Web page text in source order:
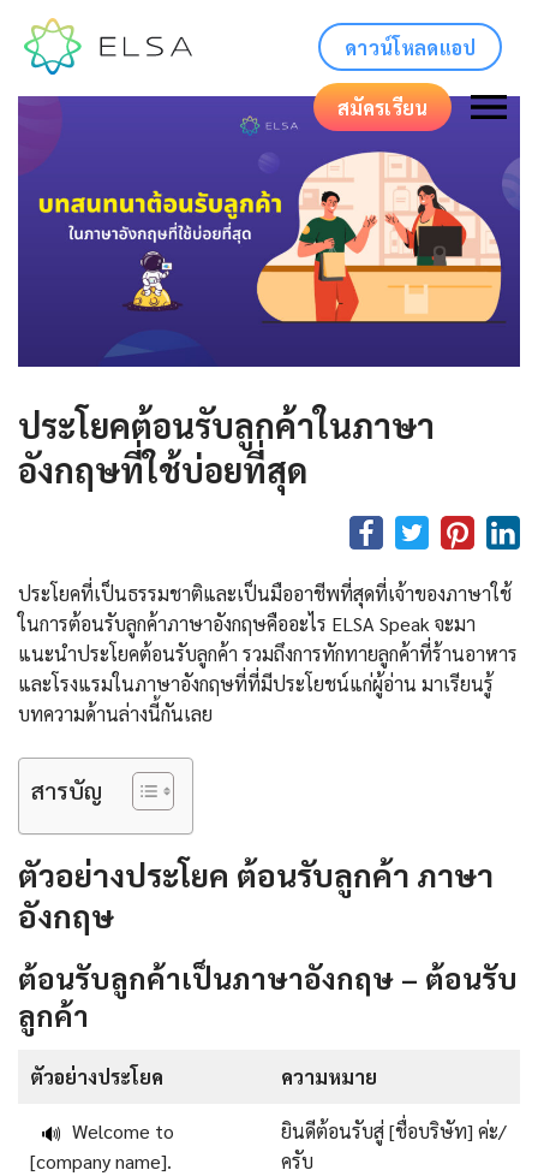
ดาวน์โหลดแอป
สมัครเรียน
ประโยคต้อนรับลูกค้าในภาษา
อังกฤษที่ใช้บ่อยที่สุด
ประโยคที่เป็นธรรมชาติและเป็นมืออาชีพที่สุดที่เจ้าของภาษาใช้
ในการต้อนรับลูกค้าภาษาอังกฤษคืออะไร ELSA Speak จะมา
แนะนำประโยคต้อนรับลูกค้า รวมถึงการทักทายลูกค้าที่ร้านอาหาร
และโรงแรมในภาษาอังกฤษที่ที่มีประโยชน์แก่ผู้อ่าน มาเรียนรู้
บทความด้านล่างนี้กันเลย
สารบัญ
ตัวอย่างประโยค ต้อนรับลูกค้า ภาษา
อังกฤษ
ต้อนรับลูกค้าเป็นภาษาอังกฤษ – ต้อนรับ
ลูกค้า
ตัวอย่างประโยค ความหมาย
🔊 Welcome to
[company name].
ยินดีต้อนรับสู่ [ชื่อบริษัท] ค่ะ/
ครับ